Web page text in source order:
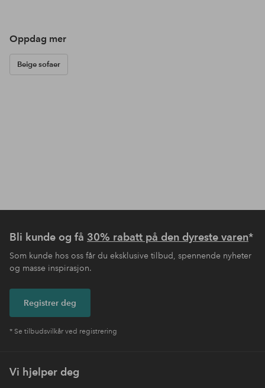
Oppdag mer
Beige sofaer
Bli kunde og få 30% rabatt på den dyreste varen*
Som kunde hos oss får du eksklusive tilbud, spennende nyheter
og masse inspirasjon.
Registrer deg
* Se tilbudsvilkår ved registrering
Vi hjelper deg